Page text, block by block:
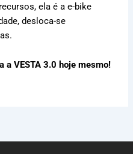
ela é a e-bike
desloca-se
a VESTA 3.0 hoje mesmo!